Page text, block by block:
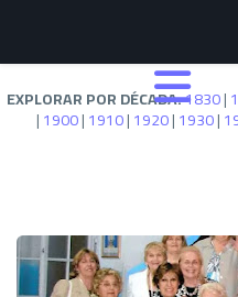
EXPLORAR POR DÉCADA:1830|
|1900|1910|1920|1930|